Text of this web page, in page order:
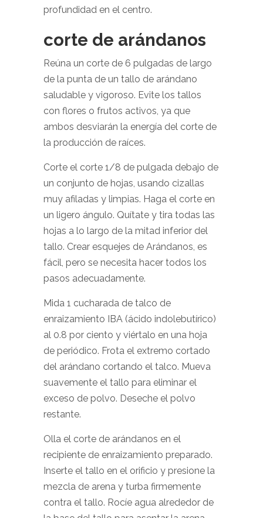
profundidad en el centro.
corte de arándanos
Reúna un corte de 6 pulgadas de largo
de la punta de un tallo de arándano
saludable y vigoroso. Evite los tallos
con flores o frutos activos, ya que
ambos desviarán la energía del corte de
la producción de raíces.
Corte el corte 1/8 de pulgada debajo de
un conjunto de hojas, usando cizallas
muy afiladas y limpias. Haga el corte en
un ligero ángulo. Quítate y tira todas las
hojas a lo largo de la mitad inferior del
tallo. Crear esquejes de Arándanos, es
fácil, pero se necesita hacer todos los
pasos adecuadamente.
Mida 1 cucharada de talco de
enraizamiento IBA (ácido indolebutírico)
al 0.8 por ciento y viértalo en una hoja
de periódico. Frota el extremo cortado
del arándano cortando el talco. Mueva
suavemente el tallo para eliminar el
exceso de polvo. Deseche el polvo
restante.
Olla el corte de arándanos en el
recipiente de enraizamiento preparado.
Inserte el tallo en el orificio y presione la
mezcla de arena y turba firmemente
contra el tallo. Rocíe agua alrededor de